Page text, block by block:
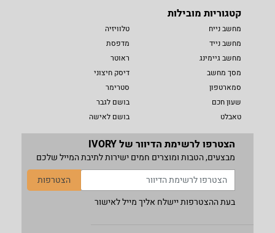
קטגוריות מובילות
מחשב נייח
מחשב נייד
מחשב גיימינג
מסך מחשב
סמארטפון
שעון חכם
טאבלט
טלוויזיה
מדפסת
ראוטר
דיסק חיצוני
סטרימר
בושם לגבר
בושם לאישה
הצטרפו לרשימת הדיוור של IVORY
מבצעים, הטבות ומוצרים חמים ישירות לתיבת המייל שלכם
הצטרפות
בעת ההצטרפות יישלח אליך מייל לאישור